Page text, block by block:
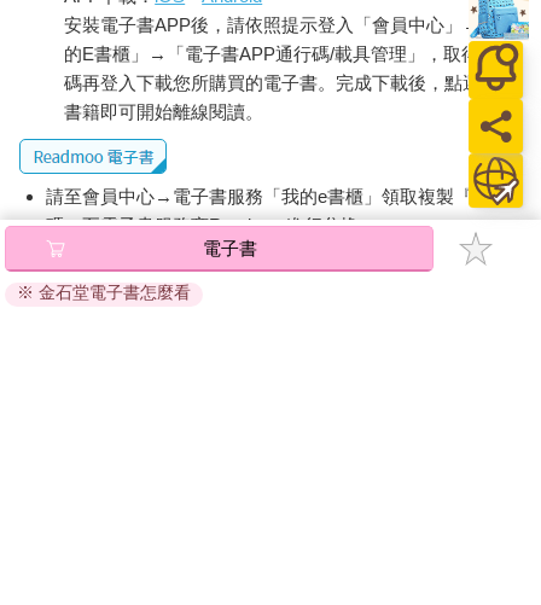
安裝電子書APP後，請依照提示登入「會員中心」→「我
的E書櫃」→「電子書APP通行碼/載具管理」，取得通行
碼再登入下載您所購買的電子書。完成下載後，點選任一
書籍即可開始離線閱讀。
請至會員中心→電子書服務「我的e書櫃」領取複製『兌換
碼』至電子書服務商Readmoo進行兌換。
退換貨須知：
因版權保護，您在金石堂所購買的電子書僅能以金石堂專屬
電子書
※ 金石堂電子書怎麼看